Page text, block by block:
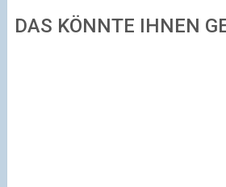
DAS KÖNNTE IHNEN